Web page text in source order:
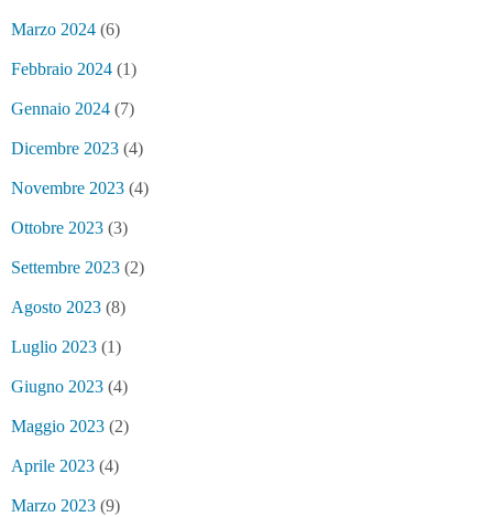
Marzo 2024 (6)
Febbraio 2024 (1)
Gennaio 2024 (7)
Dicembre 2023 (4)
Novembre 2023 (4)
Ottobre 2023 (3)
Settembre 2023 (2)
Agosto 2023 (8)
Luglio 2023 (1)
Giugno 2023 (4)
Maggio 2023 (2)
Aprile 2023 (4)
Marzo 2023 (9)